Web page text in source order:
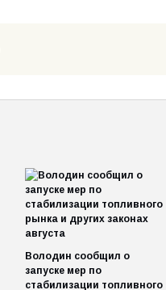
Володин сообщил о
запуске мер по
стабилизации топливного